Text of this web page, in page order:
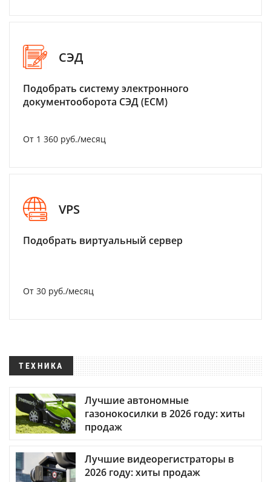
СЭД
Подобрать систему электронного
документооборота СЭД (ECM)
От 1 360 руб./месяц
VPS
Подобрать виртуальный сервер
От 30 руб./месяц
ТЕХНИКА
Лучшие автономные
газонокосилки в 2026 году: хиты
продаж
Лучшие видеорегистраторы в
2026 году: хиты продаж